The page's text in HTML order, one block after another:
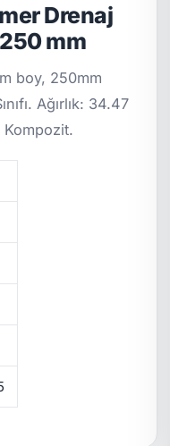
Drenaj
mm
boy, 250mm
Ağırlık: 34.47